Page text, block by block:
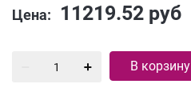
Цена: 11219.52 руб
В корзину